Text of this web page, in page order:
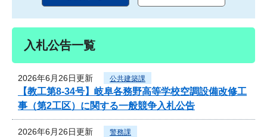
入札公告一覧
2026年6月26日更新 公共建築課
【教工第8-34号】岐阜各務野高等学校空調設備改修工
事（第2工区）に関する一般競争入札公告
2026年6月26日更新 警務課